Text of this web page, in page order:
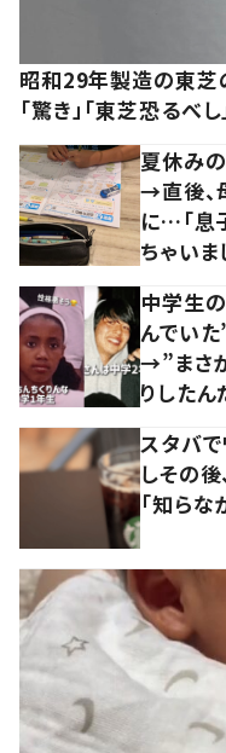
昭和29年製造の東
「驚き」「東芝恐るべし
夏休み
→直後、
に…「息
ちゃいま
中学生
んでい
→”まさ
りしたん
スタバ
しその
「知らな